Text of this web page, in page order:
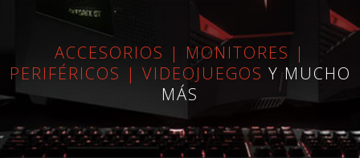
ACCESORIOS | MONITORES |
PERIFÉRICOS | VIDEOJUEGOS Y MUCHO
MÁS